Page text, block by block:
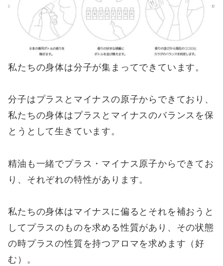
私たちの身体は分子が集まってできています。
分子はプラスとマイナスの原子からできており、
私たちの身体はプラスとマイナスのバランスを保
とうとして生きています。
精油も一緒でプラス・マイナス原子からできてお
り、それぞれの特性があります。
私たちの身体はマイナスに偏るとそれを補おうと
してプラスのものを求める性質があり、その状態
の時プラスの性質を持つアロマを求めます（好
む）。